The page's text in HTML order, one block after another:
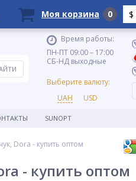
Время работы:
ПН-ПТ 09:00 – 17:00
СБ-НД выходные
Выберите валюту:
UAH
USD
SUNOPT
Dora - купить оптом
- купить оптом
Моя корзина 0 $